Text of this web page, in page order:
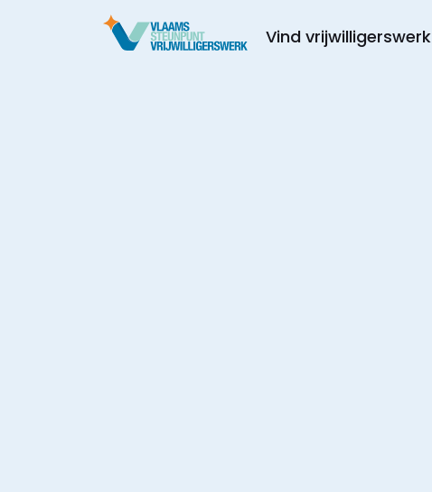
Vind vrijwilligerswerk